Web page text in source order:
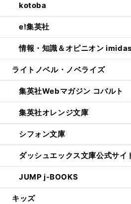
kotoba
e!集英社
情報・知識＆オピニオン imidas
ライトノベル・ノベライズ
集英社Webマガジン コバルト
集英社オレンジ文庫
シフォン文庫
ダッシュエックス文庫公式サイ
JUMP j-BOOKS
キッズ